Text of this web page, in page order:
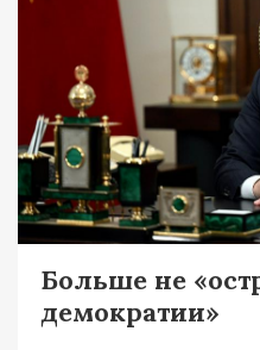
Больше не
демократии»